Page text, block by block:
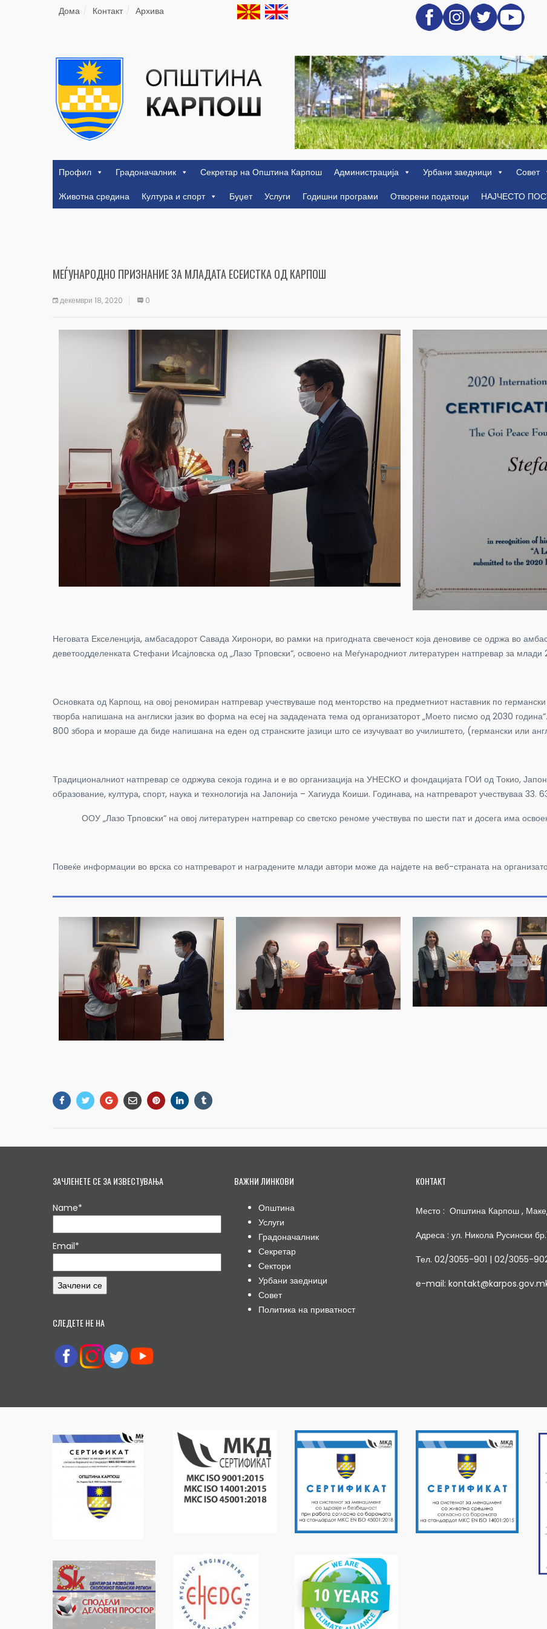
Дома Контакт Архива
Профил Градоначалник Секретар на Општина Карпош Администрација Урбани заедници Совет
Животна средина
Култура и спорт Буџет Услуги Годишни програми Отворени податоци НАЈЧЕСТО
МЕЃУНАРОДНО ПРИЗНАНИЕ ЗА МЛАДАТА ЕСЕИСТКА ОД КАРПОШ
декември 18, 2020 0
Неговата Екселенција, амбасадорот Савада Хиронори, во рамки на пригодната свеченост која деновиве се одржа во
деветоодделенката Стефани Исајловска од „Лазо Трповски“, освоено на Меѓународниот литературен натпревар за млади
Основката од Карпош, на овој реномиран натпревар учествуваше под менторство на предметниот наставник по
творба напишана на англиски јазик во форма на есеј на зададената тема од организаторот „Моето писмо од 2030
800 збора и мораше да биде напишана на еден од странските јазици што се изучуваат во училиштето, (германски или
Традиционалниот натпревар се одржува секоја година и е во организација на УНЕСКО и фондацијата ГОИ од Токио,
образование, култура, спорт, наука и технологија на Јапонија – Хагиуда Коиши. Годинава, на натпреварот учествуваа 33.
ООУ „Лазо Трповски“ на овој литературен натпревар со светско реноме учествува по шести пат и досега има
Повеќе информации во врска со натпреварот и наградените млади автори може да најдете на веб-страната на
ЗАЧЛЕНЕТЕ СЕ ЗА ИЗВЕСТУВАЊА
Name*
Email*
СЛЕДЕТЕ НЕ НА
ВАЖНИ ЛИНКОВИ
Општина
Услуги
Градоначалник
Секретар
Сектори
Урбани заедници
Совет
Политика на приватност
КОНТАКТ
Место : Општина Карпош ,
Адреса : ул. Никола Русински
Тел. 02/3055-901 | 02/3055-
e-mail: